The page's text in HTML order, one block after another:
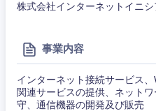
株式会社インターネットイニ
事業内容
インターネット接続サービス
関連サービスの提供、ネット
守、通信機器の開発及び販売